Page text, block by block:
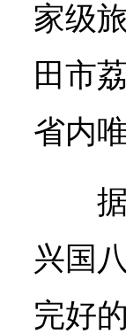
家级
田市
省内
兴国
完好